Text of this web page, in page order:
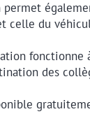
permet
celle du
fonctionne
des